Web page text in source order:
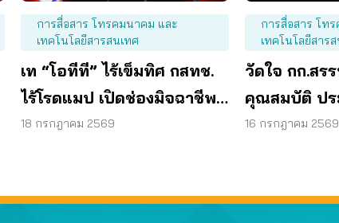
การสื่อสาร โทรคมนาคม และ
เทคโนโลยีสารสนเทศ
เท “โอทีที” ไร้เข็มทิศ กสทช.
ไร้โรดแมป เปิดช่องมิจฉาชีพ
หลอกผู้บริโภค
18 กรกฎาคม 2569
การสื่อสาร โท
เทคโนโลยีสาร
วัดใจ กก.สร
คุณสมบัติ ปร
เปิดทางคนที่
16 กรกฎาคม 2569